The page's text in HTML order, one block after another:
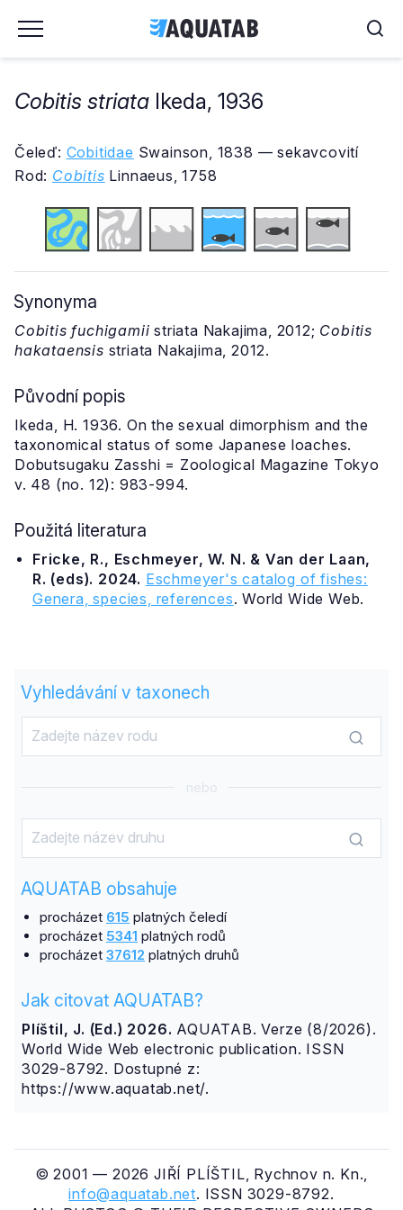
Cobitis striata Ikeda, 1936
Čeleď: Cobitidae Swainson, 1838 — sekavcovití
Rod: Cobitis Linnaeus, 1758
Synonyma
Cobitis fuchigamii striata Nakajima, 2012; Cobitis
hakataensis striata Nakajima, 2012.
Původní popis
Ikeda, H. 1936. On the sexual dimorphism and the
taxonomical status of some Japanese loaches.
Dobutsugaku Zasshi = Zoological Magazine Tokyo
v. 48 (no. 12): 983-994.
Použitá literatura
Fricke, R., Eschmeyer, W. N. & Van der Laan,
R. (eds). 2024. Eschmeyer's catalog of fishes:
Genera, species, references. World Wide Web.
Vyhledávání v taxonech
nebo
AQUATAB obsahuje
procházet 615 platných čeledí
procházet 5341 platných rodů
procházet 37612 platných druhů
Jak citovat AQUATAB?
Plíštil, J. (Ed.) 2026. AQUATAB. Verze (8/2026).
World Wide Web electronic publication. ISSN
3029-8792. Dostupné z:
https://www.aquatab.net/.
© 2001 — 2026 JIŘÍ PLÍŠTIL, Rychnov n. Kn.,
info@aquatab.net. ISSN 3029-8792.